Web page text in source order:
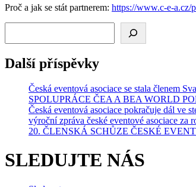
Proč a jak se stát partnerem: https://www.c-e-a.cz/
Další příspěvky
Česká eventová asociace se stala členem
SPOLUPRÁCE ČEA A BEA WORLD
Česká eventová asociace pokračuje dál ve
výroční zpráva české eventové asociace za
20. ČLENSKÁ SCHŮZE ČESKÉ
SLEDUJTE NÁS